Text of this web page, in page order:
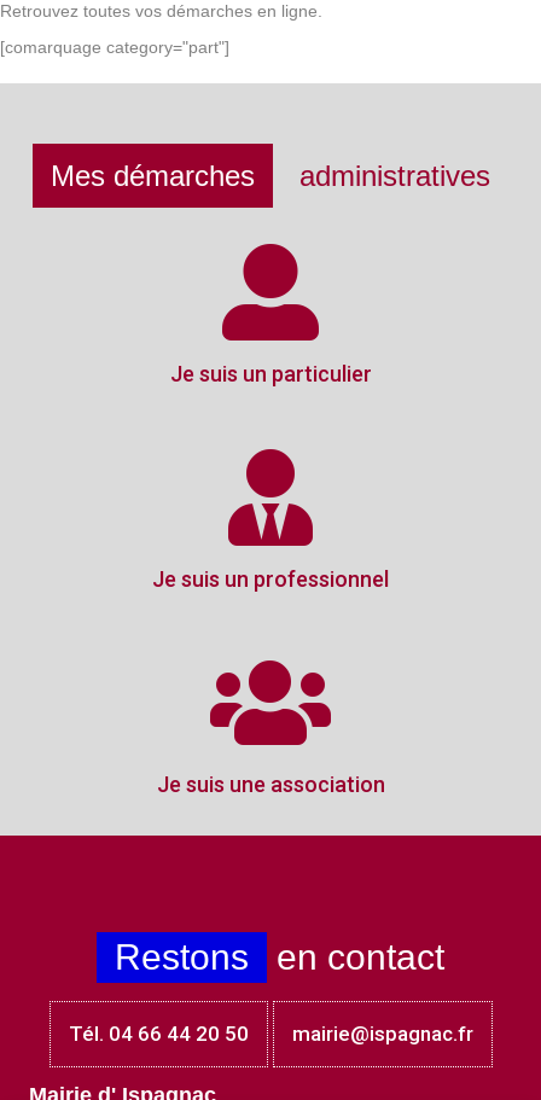
Retrouvez toutes vos démarches en ligne.
[comarquage category="part"]
Mes démarches administratives
Je suis un particulier
Je suis un professionnel
Je suis une association
Restons en contact
Tél. 04 66 44 20 50 mairie@ispagnac.fr
Mairie d' Ispagnac